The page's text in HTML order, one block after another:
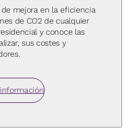
mejora en la eficiencia
de CO2 de cualquier
y conoce las
sus costes y